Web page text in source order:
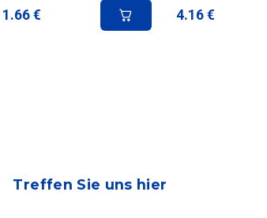
1.66 € 4.16 €
Treffen Sie uns hier